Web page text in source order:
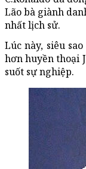
Lão bà giành
nhất lịch sử.
Lúc này, siêu
hơn huyền thoại
suốt sự nghiệp.